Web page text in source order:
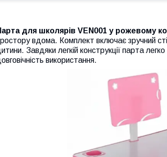
для школярів VEN001 у рожевому
вдома. Комплект включає зручний
Завдяки легкій конструкції парта
використання.